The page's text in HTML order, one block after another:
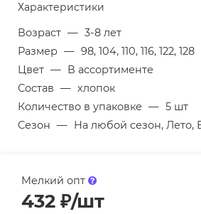
Характеристики
Возраст — 3-8 лет
Размер — 98, 104, 110, 116, 122, 128
Цвет — В ассортименте
Состав — хлопок
Количество в упаковке — 5 шт
Сезон — На любой сезон, Лето,
Мелкий опт
432 ₽/шт